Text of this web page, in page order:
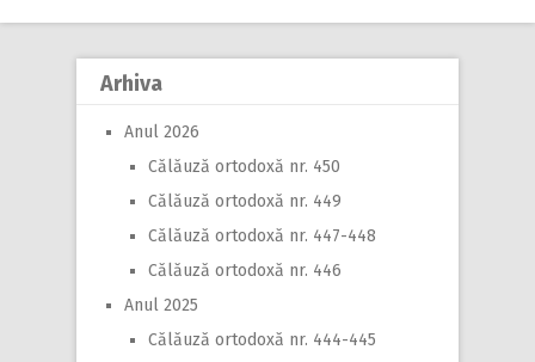
Arhiva
Anul 2026
Călăuză ortodoxă nr. 450
Călăuză ortodoxă nr. 449
Călăuză ortodoxă nr. 447-448
Călăuză ortodoxă nr. 446
Anul 2025
Călăuză ortodoxă nr. 444-445